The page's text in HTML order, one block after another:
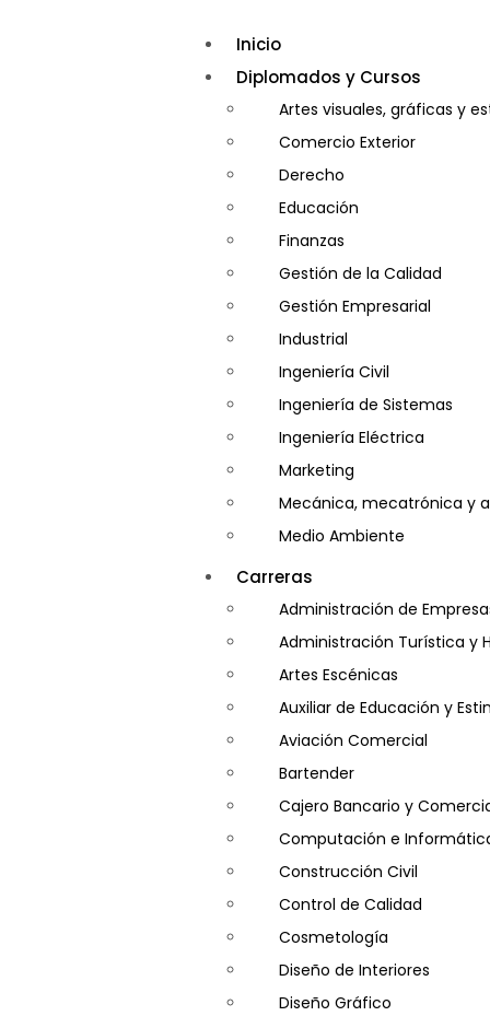
Inicio
Diplomados y Cursos
Artes visuales, gráficas y
Comercio Exterior
Derecho
Educación
Finanzas
Gestión de la Calidad
Gestión Empresarial
Industrial
Ingeniería Civil
Ingeniería de Sistemas
Ingeniería Eléctrica
Marketing
Mecánica, mecatrónica y
Medio Ambiente
Minería e Hidrocarburos
Salud y Psicología
Seguridad
Carreras
Administración de
Administración Turística y
Artes Escénicas
Auxiliar de Educación y
Aviación Comercial
Bartender
Cajero Bancario y
Computación e
Construcción Civil
Control de Calidad
Cosmetología
Diseño de Interiores
Diseño Gráfico